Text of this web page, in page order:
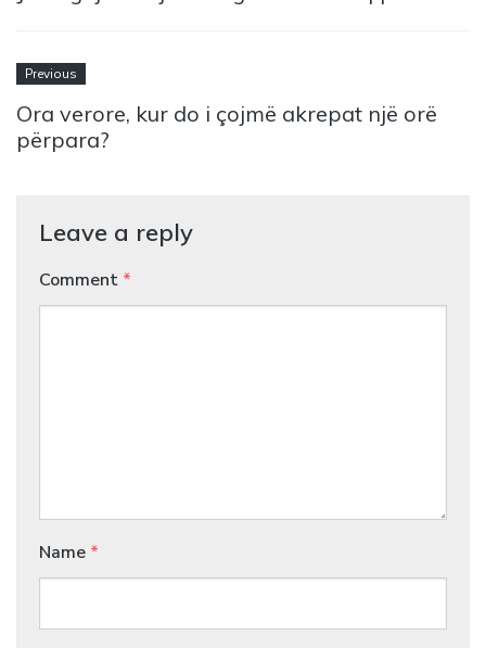
Previous
Ora verore, kur do i çojmë akrepat një orë
përpara?
Leave a reply
Comment *
Name *